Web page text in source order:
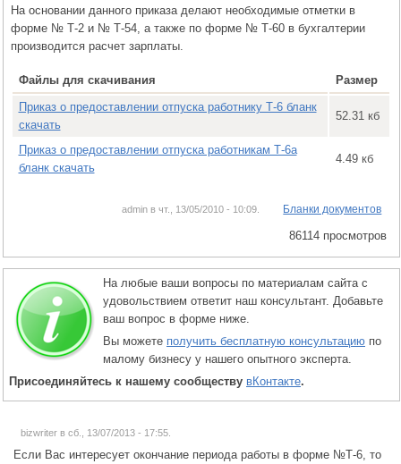
На основании данного приказа делают необходимые отметки в
форме № Т-2 и № Т-54, а также по форме № Т-60 в бухгалтерии
производится расчет зарплаты.
Файлы для скачивания
Размер
Приказ о предоставлении отпуска работнику Т-6 бланк
скачать
52.31 кб
Приказ о предоставлении отпуска работникам Т-6а
бланк скачать
4.49 кб
admin в чт., 13/05/2010 - 10:09. Бланки документов
86114 просмотров
На любые ваши вопросы по материалам сайта с
удовольствием ответит наш консультант. Добавьте
ваш вопрос в форме ниже.
Вы можете получить бесплатную консультацию по
малому бизнесу у нашего опытного эксперта.
Присоединяйтесь к нашему сообществу вКонтакте.
bizwriter в сб., 13/07/2013 - 17:55.
Если Вас интересует окончание периода работы в форме №Т-6, то